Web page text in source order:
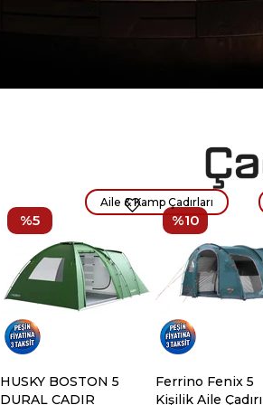
Aile & Kamp Çadırları
HUSKY BOSTON 5
DURAL CADIR
%5
Ferrino Fenix 5
Kişilik Aile Çadırı
%10